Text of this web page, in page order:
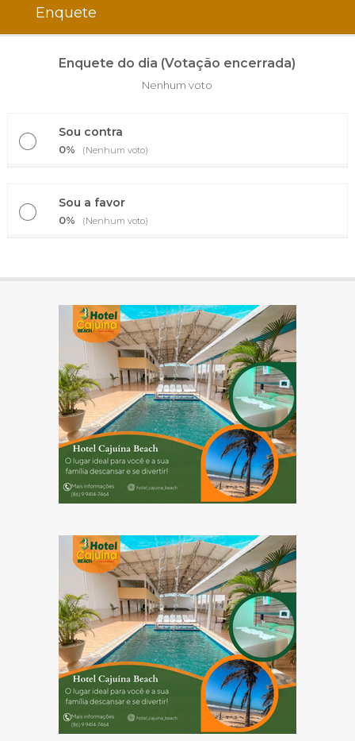
Enquete
Enquete do dia (Votação encerrada)
Nenhum voto
Sou contra
0% (Nenhum voto)
Sou a favor
0% (Nenhum voto)